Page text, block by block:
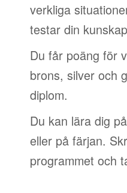
verkliga
testar din
Du får poäng för
brons, silver och
diplom.
Du kan lära dig
eller på färjan.
programmet och